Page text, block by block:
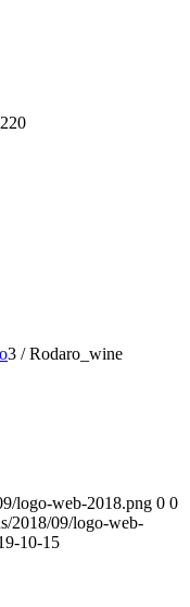
3 / Rodaro_wine
logo-web-2018.png 0 0
2018/09/logo-web-
10-15